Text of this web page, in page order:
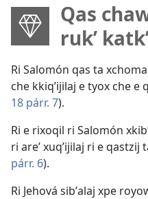
Qas
rukʼ
Ri Salomón qas ta
che kkiqʼijilaj e tyox che e
18 párr. 7).
Ri e rixoqil ri Salomón
ri areʼ xuqʼijilaj ri e qastzij
párr. 6).
Ri Jehová sibʼalaj xpe